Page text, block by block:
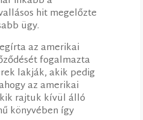
hit megelőzte
ügy.
az amerikai
fogalmazta
lakják, akik pedig
az amerikai
rajtuk kívül álló
könyvében így